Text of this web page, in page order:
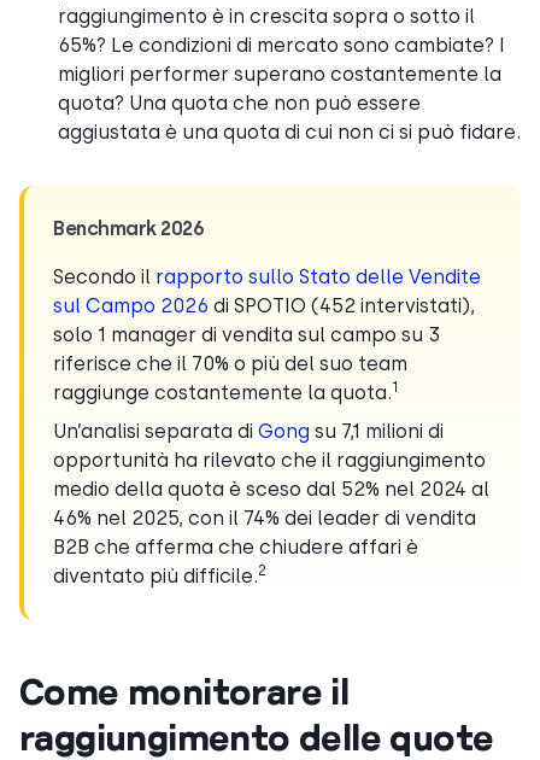
raggiungimento è in crescita sopra o sotto il
65%? Le condizioni di mercato sono cambiate? I
migliori performer superano costantemente la
quota? Una quota che non può essere
aggiustata è una quota di cui non ci si può fidare.
Benchmark 2026
Secondo il rapporto sullo Stato delle Vendite
sul Campo 2026 di SPOTIO (452 intervistati),
solo 1 manager di vendita sul campo su 3
riferisce che il 70% o più del suo team
raggiunge costantemente la quota.1
Un’analisi separata di Gong su 7,1 milioni di
opportunità ha rilevato che il raggiungimento
medio della quota è sceso dal 52% nel 2024 al
46% nel 2025, con il 74% dei leader di vendita
B2B che afferma che chiudere affari è
diventato più difficile.2
Come monitorare il
raggiungimento delle quote